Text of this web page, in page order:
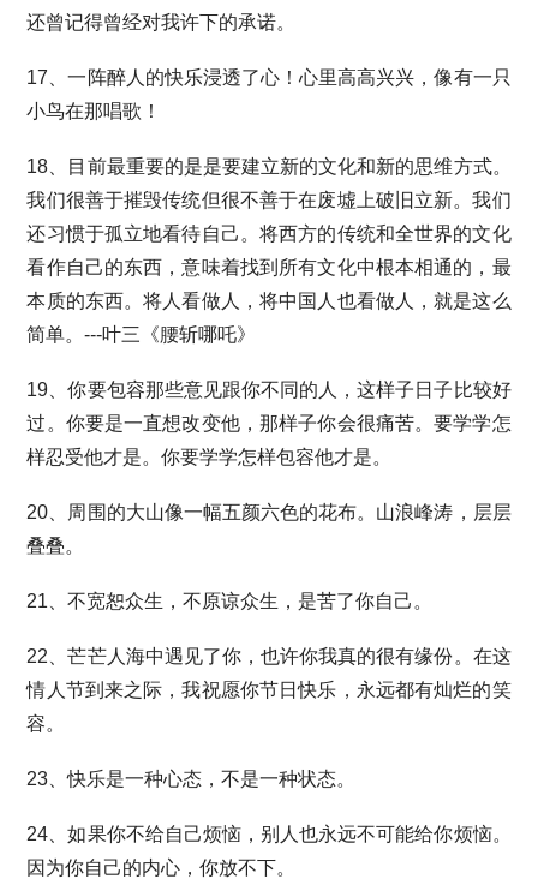
还曾记得曾经对我许下的承诺。
17、一阵醉人的快乐浸透了心！心里高高兴兴，像有一只
小鸟在那唱歌！
18、目前最重要的是是要建立新的文化和新的思维方式。
我们很善于摧毁传统但很不善于在废墟上破旧立新。我们
还习惯于孤立地看待自己。将西方的传统和全世界的文化
看作自己的东西，意味着找到所有文化中根本相通的，最
本质的东西。将人看做人，将中国人也看做人，就是这么
简单。---叶三《腰斩哪吒》
19、你要包容那些意见跟你不同的人，这样子日子比较好
过。你要是一直想改变他，那样子你会很痛苦。要学学怎
样忍受他才是。你要学学怎样包容他才是。
20、周围的大山像一幅五颜六色的花布。山浪峰涛，层层
叠叠。
21、不宽恕众生，不原谅众生，是苦了你自己。
22、芒芒人海中遇见了你，也许你我真的很有缘份。在这
情人节到来之际，我祝愿你节日快乐，永远都有灿烂的笑
容。
23、快乐是一种心态，不是一种状态。
24、如果你不给自己烦恼，别人也永远不可能给你烦恼。
因为你自己的内心，你放不下。